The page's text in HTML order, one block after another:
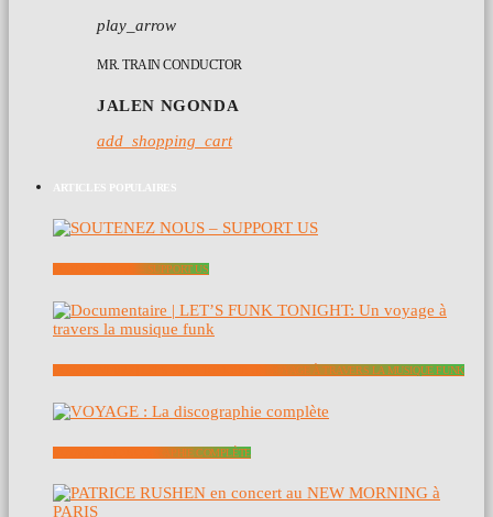
play_arrow
MR. TRAIN CONDUCTOR
JALEN NGONDA
add_shopping_cart
ARTICLES POPULAIRES
SOUTENEZ NOUS – SUPPORT US
DOCUMENTAIRE | LET’S FUNK TONIGHT: UN VOYAGE À TRAVERS LA MUSIQUE FUNK
VOYAGE : LA DISCOGRAPHIE COMPLÈTE